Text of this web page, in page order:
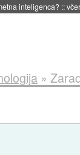
včeraj ob 18:17
»